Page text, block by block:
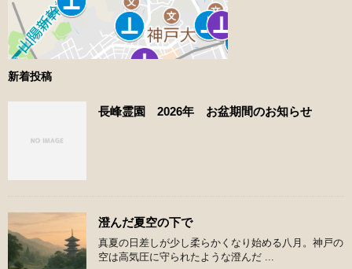
新着投稿
長峰霊園 2026年 お盆期間のお知らせ
澄んだ夏空の下で
真夏の日差しが少し柔らかくなり始める八月。神戸の
空は高気圧に守られたような澄んだ ...